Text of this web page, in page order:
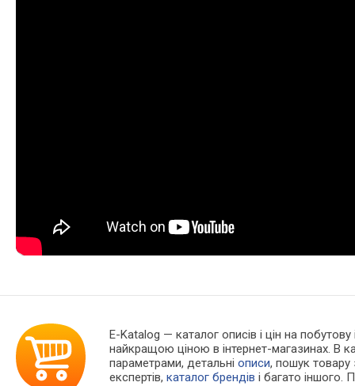
E-Katalog — каталог описів і цін на
найкращою ціною в інтернет-магазинах. В
параметрами, детальніописи, пошук
експертів,каталог брендів і багато іншого.